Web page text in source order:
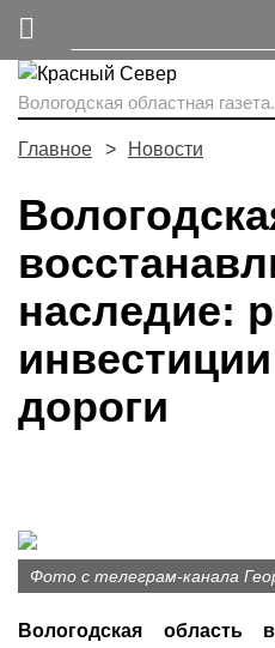
Вологодская областная газета.
Главное Новости
наследие:
дороги
Фото с телеграм-канала
Вологодская